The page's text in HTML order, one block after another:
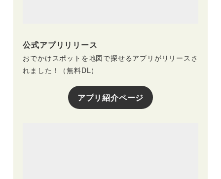
公式アプリリリース
おでかけスポットを地図で探せるアプリがリリースさ
れました！（無料DL）
アプリ紹介ページ